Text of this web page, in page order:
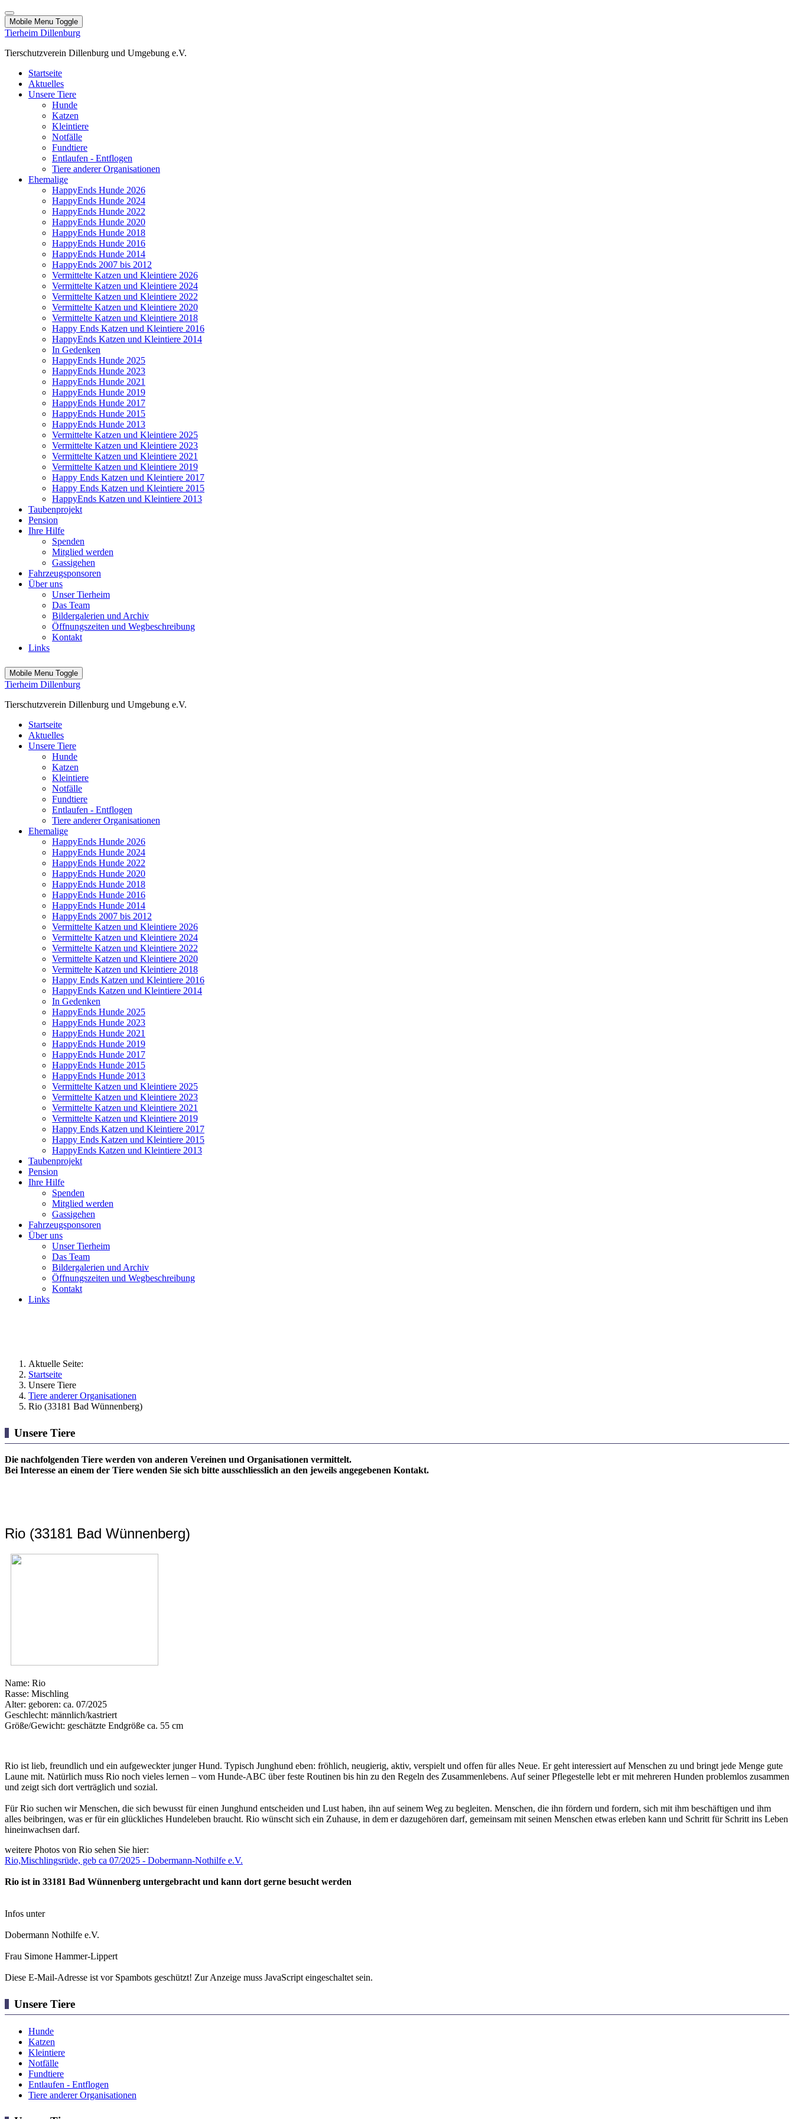
Mobile Menu Toggle
Tierheim Dillenburg
Tierschutzverein Dillenburg und Umgebung e.V.
Startseite
Aktuelles
Unsere Tiere
Hunde
Katzen
Kleintiere
Notfälle
Fundtiere
Entlaufen - Entflogen
Tiere anderer Organisationen
Ehemalige
HappyEnds Hunde 2026
HappyEnds Hunde 2024
HappyEnds Hunde 2022
HappyEnds Hunde 2020
HappyEnds Hunde 2018
HappyEnds Hunde 2016
HappyEnds Hunde 2014
HappyEnds 2007 bis 2012
Vermittelte Katzen und Kleintiere 2026
Vermittelte Katzen und Kleintiere 2024
Vermittelte Katzen und Kleintiere 2022
Vermittelte Katzen und Kleintiere 2020
Vermittelte Katzen und Kleintiere 2018
Happy Ends Katzen und Kleintiere 2016
HappyEnds Katzen und Kleintiere 2014
In Gedenken
HappyEnds Hunde 2025
HappyEnds Hunde 2023
HappyEnds Hunde 2021
HappyEnds Hunde 2019
HappyEnds Hunde 2017
HappyEnds Hunde 2015
HappyEnds Hunde 2013
Vermittelte Katzen und Kleintiere 2025
Vermittelte Katzen und Kleintiere 2023
Vermittelte Katzen und Kleintiere 2021
Vermittelte Katzen und Kleintiere 2019
Happy Ends Katzen und Kleintiere 2017
Happy Ends Katzen und Kleintiere 2015
HappyEnds Katzen und Kleintiere 2013
Taubenprojekt
Pension
Ihre Hilfe
Spenden
Mitglied werden
Gassigehen
Fahrzeugsponsoren
Über uns
Unser Tierheim
Das Team
Bildergalerien und Archiv
Öffnungszeiten und Wegbeschreibung
Kontakt
Links
Mobile Menu Toggle
Tierheim Dillenburg
Tierschutzverein Dillenburg und Umgebung e.V.
Startseite
Aktuelles
Unsere Tiere
Hunde
Katzen
Kleintiere
Notfälle
Fundtiere
Entlaufen - Entflogen
Tiere anderer Organisationen
Ehemalige
HappyEnds Hunde 2026
HappyEnds Hunde 2024
HappyEnds Hunde 2022
HappyEnds Hunde 2020
HappyEnds Hunde 2018
HappyEnds Hunde 2016
HappyEnds Hunde 2014
HappyEnds 2007 bis 2012
Vermittelte Katzen und Kleintiere 2026
Vermittelte Katzen und Kleintiere 2024
Vermittelte Katzen und Kleintiere 2022
Vermittelte Katzen und Kleintiere 2020
Vermittelte Katzen und Kleintiere 2018
Happy Ends Katzen und Kleintiere 2016
HappyEnds Katzen und Kleintiere 2014
In Gedenken
HappyEnds Hunde 2025
HappyEnds Hunde 2023
HappyEnds Hunde 2021
HappyEnds Hunde 2019
HappyEnds Hunde 2017
HappyEnds Hunde 2015
HappyEnds Hunde 2013
Vermittelte Katzen und Kleintiere 2025
Vermittelte Katzen und Kleintiere 2023
Vermittelte Katzen und Kleintiere 2021
Vermittelte Katzen und Kleintiere 2019
Happy Ends Katzen und Kleintiere 2017
Happy Ends Katzen und Kleintiere 2015
HappyEnds Katzen und Kleintiere 2013
Taubenprojekt
Pension
Ihre Hilfe
Spenden
Mitglied werden
Gassigehen
Fahrzeugsponsoren
Über uns
Unser Tierheim
Das Team
Bildergalerien und Archiv
Öffnungszeiten und Wegbeschreibung
Kontakt
Links
Aktuelle Seite:
Startseite
Unsere Tiere
Tiere anderer Organisationen
Rio (33181 Bad Wünnenberg)
Unsere Tiere
Die nachfolgenden Tiere werden von anderen Vereinen und Organisationen vermittelt.
Bei Interesse an einem der Tiere wenden Sie sich bitte ausschliesslich an den jeweils angegebenen Kontakt.
Rio (33181 Bad Wünnenberg)
Name: Rio
Rasse: Mischling
Alter: geboren: ca. 07/2025
Geschlecht: männlich/kastriert
Größe/Gewicht: geschätzte Endgröße ca. 55 cm
Rio ist lieb, freundlich und ein aufgeweckter junger Hund. Typisch Junghund eben: fröhlich, neugierig, aktiv, verspielt und offen für alles Neue. Er geht interessiert auf Menschen zu und bringt jede Menge gute
Laune mit. Natürlich muss Rio noch vieles lernen – vom Hunde-ABC über feste Routinen bis hin zu den Regeln des Zusammenlebens. Auf seiner Pflegestelle lebt er mit mehreren Hunden problemlos zusammen
und zeigt sich dort verträglich und sozial.
Für Rio suchen wir Menschen, die sich bewusst für einen Junghund entscheiden und Lust haben, ihn auf seinem Weg zu begleiten. Menschen, die ihn fördern und fordern, sich mit ihm beschäftigen und ihm
alles beibringen, was er für ein glückliches Hundeleben braucht. Rio wünscht sich ein Zuhause, in dem er dazugehören darf, gemeinsam mit seinen Menschen etwas erleben kann und Schritt für Schritt ins Leben
hineinwachsen darf.
weitere Photos von Rio sehen Sie hier:
Rio,Mischlingsrüde, geb ca 07/2025 - Dobermann-Nothilfe e.V.
Rio ist in 33181 Bad Wünnenberg untergebracht und kann dort gerne besucht werden
Infos unter
Dobermann Nothilfe e.V.
Frau Simone Hammer-Lippert
Diese E-Mail-Adresse ist vor Spambots geschützt! Zur Anzeige muss JavaScript eingeschaltet sein.
Unsere Tiere
Hunde
Katzen
Kleintiere
Notfälle
Fundtiere
Entlaufen - Entflogen
Tiere anderer Organisationen